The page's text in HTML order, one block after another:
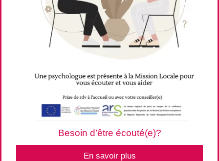
Besoin d’être écouté(e)?
En savoir plus